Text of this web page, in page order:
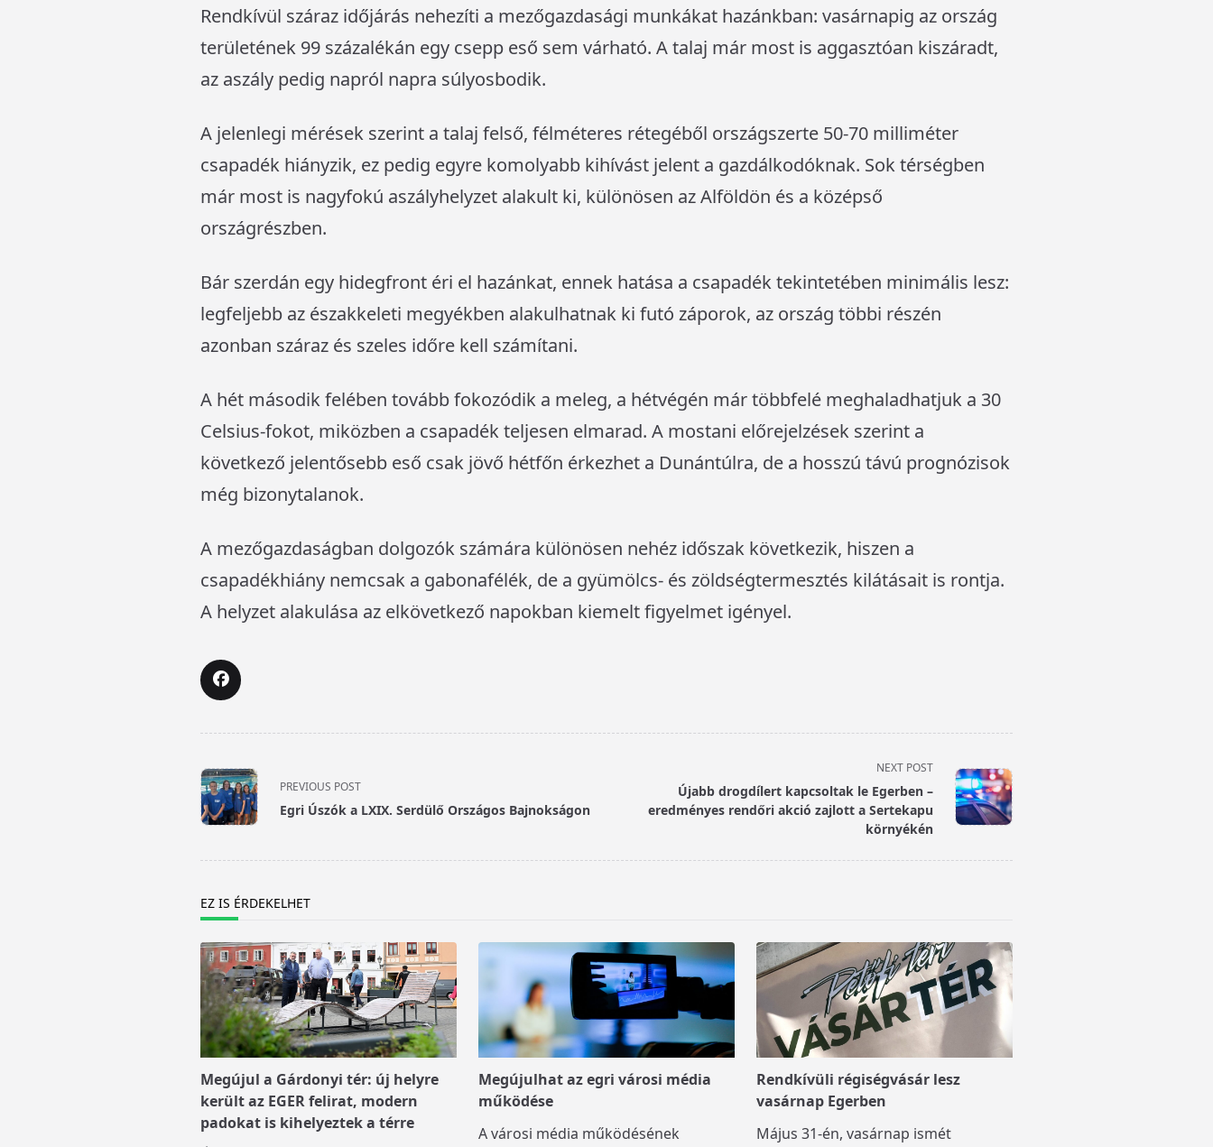
Rendkívül száraz időjárás nehezíti a mezőgazdasági munkákat hazánkban: vasárnapig az ország
területének 99 százalékán egy csepp eső sem várható. A talaj már most is aggasztóan kiszáradt,
az aszály pedig napról napra súlyosbodik.
A jelenlegi mérések szerint a talaj felső, félméteres rétegéből országszerte 50-70 milliméter
csapadék hiányzik, ez pedig egyre komolyabb kihívást jelent a gazdálkodóknak. Sok térségben
már most is nagyfokú aszályhelyzet alakult ki, különösen az Alföldön és a középső
országrészben.
Bár szerdán egy hidegfront éri el hazánkat, ennek hatása a csapadék tekintetében minimális lesz:
legfeljebb az északkeleti megyékben alakulhatnak ki futó záporok, az ország többi részén
azonban száraz és szeles időre kell számítani.
A hét második felében tovább fokozódik a meleg, a hétvégén már többfelé meghaladhatjuk a 30
Celsius-fokot, miközben a csapadék teljesen elmarad. A mostani előrejelzések szerint a
következő jelentősebb eső csak jövő hétfőn érkezhet a Dunántúlra, de a hosszú távú prognózisok
még bizonytalanok.
A mezőgazdaságban dolgozók számára különösen nehéz időszak következik, hiszen a
csapadékhiány nemcsak a gabonafélék, de a gyümölcs- és zöldségtermesztés kilátásait is rontja.
A helyzet alakulása az elkövetkező napokban kiemelt figyelmet igényel.
<span
class="nav-
subtitle
screen-
PREVIOUS POST
Egri Úszók a LXIX. Serdülő Országos Bajnokságon
NEXT POST
Újabb drogdílert kapcsoltak le Egerben –
eredményes rendőri akció zajlott a Sertekapu
környékén
EZ IS ÉRDEKELHET
Megújul a Gárdonyi tér: új helyre
került az EGER felirat, modern
padokat is kihelyeztek a térre
Megújulhat az egri városi média
működése
A városi média működésének
Rendkívüli régiségvásár lesz
vasárnap Egerben
Május 31-én, vasárnap ismét